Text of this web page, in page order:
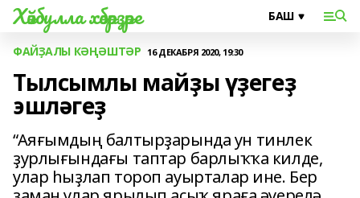
Хәйбулла хәбәрҙәре
ФАЙҘАЛЫ КӘҢӘШТӘР 16 ДЕКАБРЯ 2020, 19:30
Тылсымлы майҙы үҙегеҙ
эшләгеҙ
“Аяғымдың балтырҙарында ун тинлек
ҙурлығындағы таптар барлыҡҡа килде,
улар һыҙлап тороп ауырталар ине. Бер